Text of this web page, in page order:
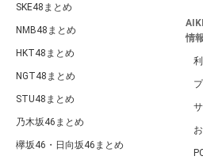
SKE48まとめ
NMB48まとめ
HKT48まとめ
NGT48まとめ
STU48まとめ
乃木坂46まとめ
欅坂46・日向坂46まとめ
情